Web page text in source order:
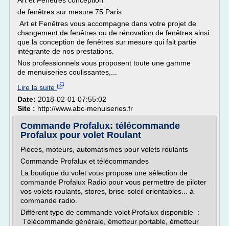
de fenêtres sur mesure 75 Paris
Art et Fenêtres vous accompagne dans votre projet de
changement de fenêtres ou de rénovation de fenêtres ainsi
que la conception de fenêtres sur mesure qui fait partie
intégrante de nos prestations.
Nos professionnels vous proposent toute une gamme
de menuiseries coulissantes,...
Lire la suite
Date: 2018-02-01 07:55:02
Site : http://www.abc-menuiseries.fr
Commande Profalux: télécommande
Profalux pour volet Roulant
Pièces, moteurs, automatismes pour volets roulants
Commande Profalux et télécommandes
La boutique du volet vous propose une sélection de
commande Profalux Radio pour vous permettre de piloter
vos volets roulants, stores, brise-soleil orientables... à
commande radio.
Différent type de commande volet Profalux disponible :
Télécommande générale, émetteur portable, émetteur